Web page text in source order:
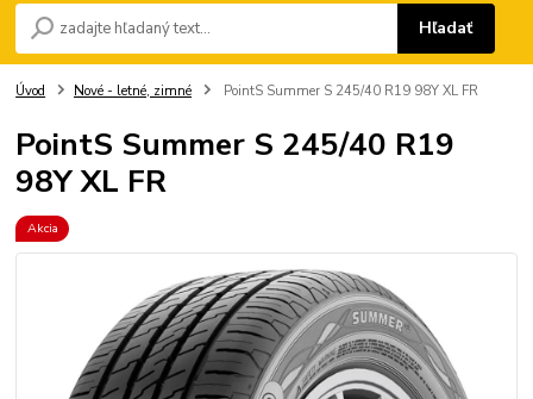
Hľadať
Úvod Nové - letné, zimné PointS Summer S 245/40 R19 98Y XL FR
PointS Summer S 245/40 R19
98Y XL FR
Akcia